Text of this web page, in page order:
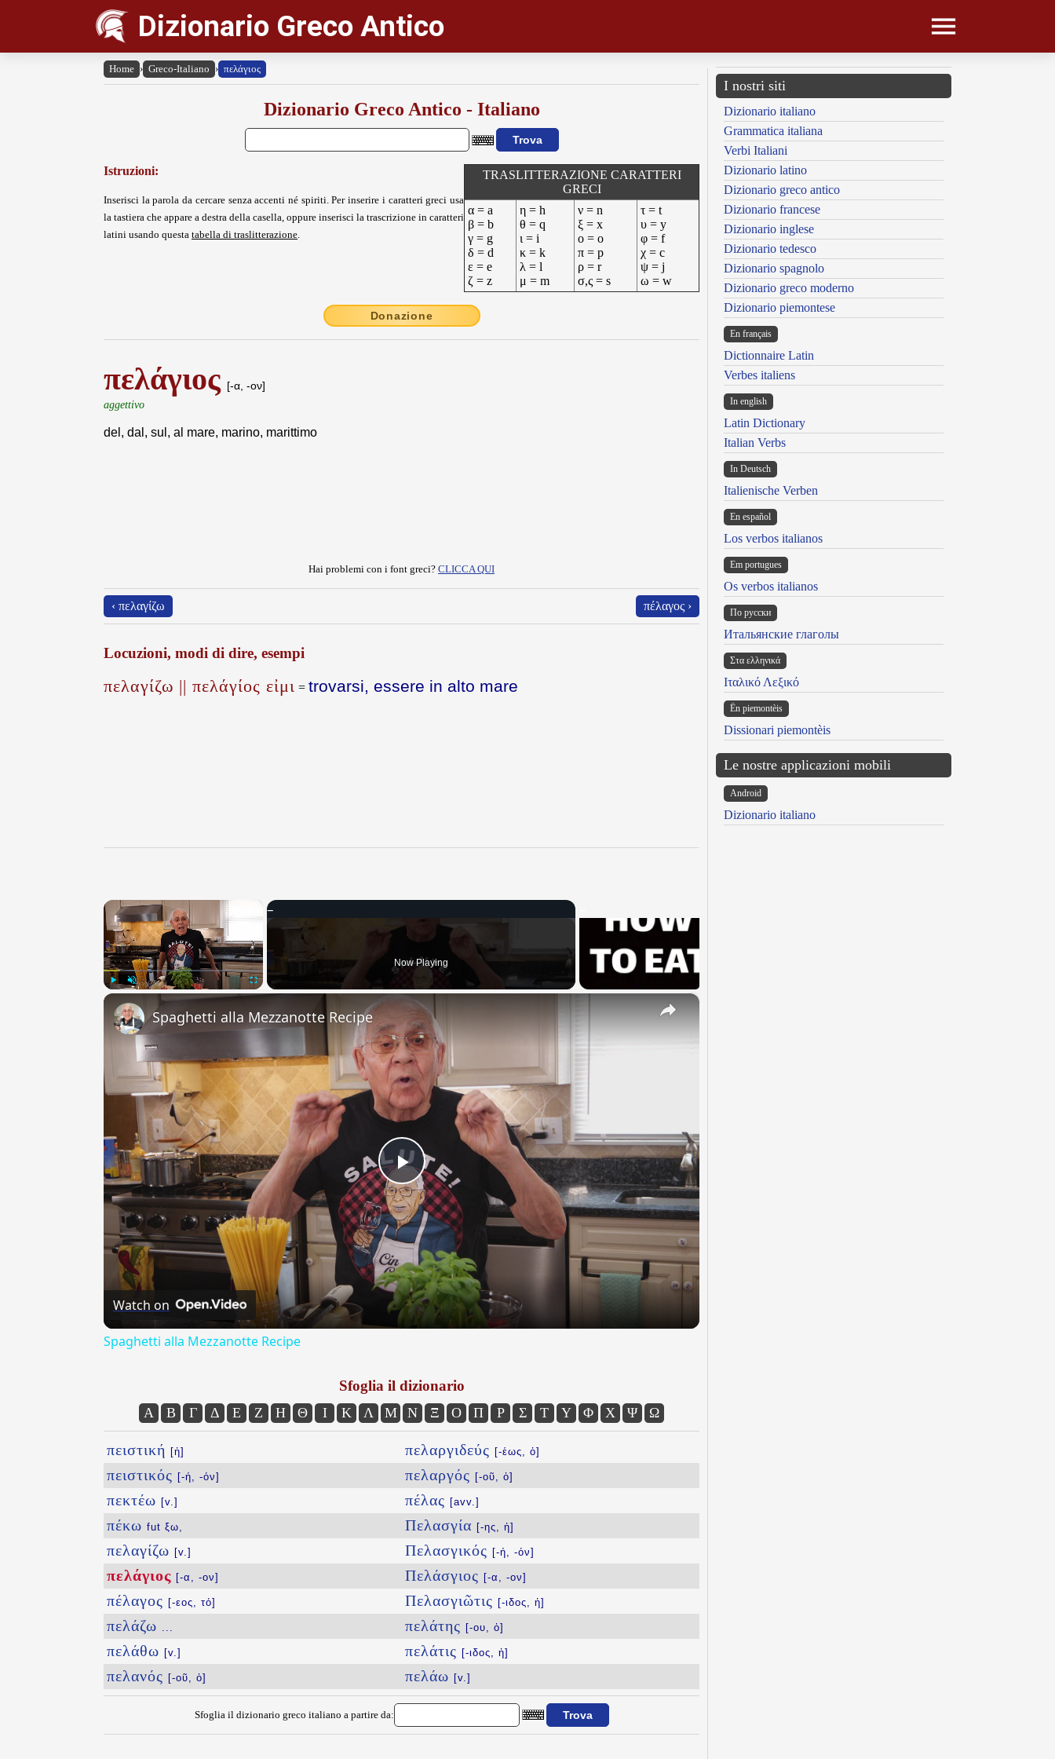
Dizionario Greco Antico
Home › Greco-Italiano › πελάγιος
Dizionario Greco Antico - Italiano
Istruzioni:
Inserisci la parola da cercare senza accenti né spiriti. Per inserire i caratteri greci usa
la tastiera che appare a destra della casella, oppure inserisci la trascrizione in caratteri
latini usando questa tabella di traslitterazione.
TRASLITTERAZIONE CARATTERI
GRECI
α = a
β = b
γ = g
δ = d
ε = e
ζ = z
η = h
θ = q
ι = i
κ = k
λ = l
μ = m
ν = n
ξ = x
ο = o
π = p
ρ = r
σ,ς = s
τ = t
υ = y
φ = f
χ = c
ψ = j
ω = w
Donazione
πελάγιος [-α, -ον]
aggettivo
del, dal, sul, al mare, marino, marittimo
Hai problemi con i font greci? CLICCA QUI
‹ πελαγίζω πέλαγος ›
Locuzioni, modi di dire, esempi
πελαγίζω || πελάγίος εἰμι = trovarsi, essere in alto mare
Fullscreen
Now Playing
×
Play
Video
Spaghetti alla Mezzanotte Recipe
Watch on
Spaghetti alla Mezzanotte Recipe
Sfoglia il dizionario
Α Β Γ Δ Ε Ζ Η Θ Ι Κ Λ Μ Ν Ξ Ο Π Ρ Σ Τ Υ Φ Χ Ψ Ω
πειστική [ἡ]
πειστικός [-ή, -όν]
πεκτέω [v.]
πέκω fut ξω,
πελαγίζω [v.]
πελάγιος [-α, -ον]
πέλαγος [-εος, τό]
πελάζω
πελάθω [v.]
πελανός [-οῦ, ὁ]
πελαργιδεύς [-έως, ὁ]
πελαργός [-οῦ, ὁ]
πέλας [avv.]
Πελασγία [-ης, ἡ]
Πελασγικός [-ή, -όν]
Πελάσγιος [-α, -ον]
Πελασγιῶτις [-ιδος, ἡ]
πελάτης [-ου, ὁ]
πελάτις [-ιδος, ἡ]
πελάω [v.]
Sfoglia il dizionario greco italiano a partire da:
I nostri siti
Dizionario italiano
Grammatica italiana
Verbi Italiani
Dizionario latino
Dizionario greco antico
Dizionario francese
Dizionario inglese
Dizionario tedesco
Dizionario spagnolo
Dizionario greco moderno
Dizionario piemontese
En français
Dictionnaire Latin
Verbes italiens
In english
Latin Dictionary
Italian Verbs
In Deutsch
Italienische Verben
En español
Los verbos italianos
Em portugues
Os verbos italianos
По русски
Итальянские глаголы
Στα ελληνικά
Ιταλικό Λεξικό
Ën piemontèis
Dissionari piemontèis
Le nostre applicazioni mobili
Android
Dizionario italiano